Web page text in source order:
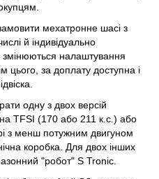
мехатронне шасі з
й індивідуально
налаштування
цього, за доплату доступна і
одну з двох версій
TFSI (170 або 211 к.с.) або
з менш потужним двигуном
коробка. Для двох інших
"робот" S Tronic.